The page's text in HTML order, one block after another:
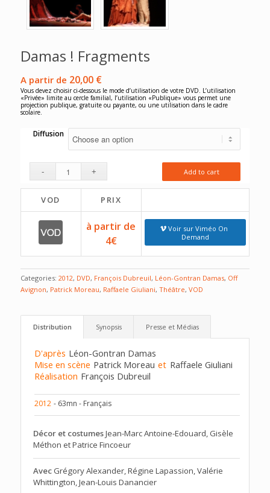
Damas ! Fragments
A partir de 20,00 €
Vous devez choisir ci-dessous le mode d’utilisation de votre DVD. L’utilisation
«Privée» limite au cercle familial, l’utilisation «Publique» vous permet une
projection publique, gratuite ou payante, ou une utilisation dans le cadre
scolaire.
Diffusion
Add to cart
VOD PRIX
à partir de
4€
Voir sur Viméo On
Demand
Categories: 2012, DVD, François Dubreuil, Léon-Gontran Damas, Off
Avignon, Patrick Moreau, Raffaele Giuliani, Théâtre, VOD
Distribution Synopsis Presse et Médias
D'après Léon-Gontran Damas
Mise en scène Patrick Moreau et Raffaele Giuliani
Réalisation François Dubreuil
2012 - 63mn - Français
Décor et costumesJean-Marc Antoine-Edouard, Gisèle
Méthon et Patrice Fincoeur
AvecGrégory Alexander, Régine Lapassion, Valérie
Whittington, Jean-Louis Danancier